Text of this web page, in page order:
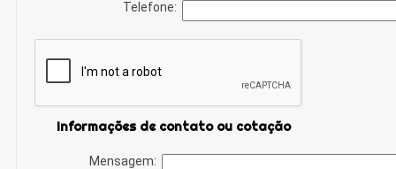
Telefone:
Informações de contato ou cotação
Mensagem: